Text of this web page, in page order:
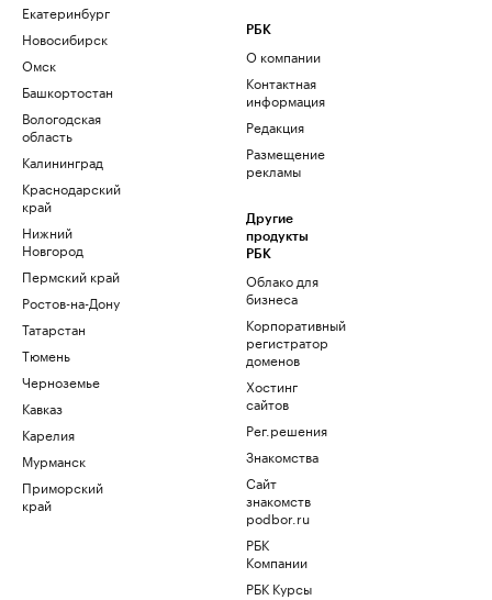
Екатеринбург
Новосибирск
Омск
Башкортостан
Вологодская
область
Калининград
Краснодарский
край
Нижний
Новгород
Пермский край
Ростов-на-Дону
Татарстан
Тюмень
Черноземье
Кавказ
Карелия
Мурманск
Приморский
край
РБК
О компании
Контактная
информация
Редакция
Размещение
рекламы
Другие
продукты
РБК
Облако для
бизнеса
Корпоративный
регистратор
доменов
Хостинг
сайтов
Рег.решения
Знакомства
Сайт
знакомств
podbor.ru
РБК
Компании
РБК Курсы